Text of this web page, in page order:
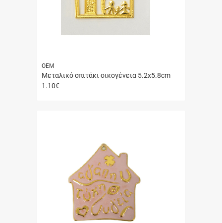
ΟΕΜ
Μεταλικό σπιτάκι οικογένεια 5.2x5.8cm
1.10€